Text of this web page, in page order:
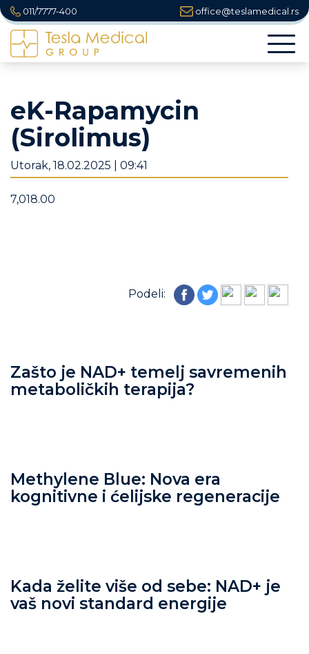
011/7777-400 office@teslamedical.rs
eK-Rapamycin
(Sirolimus)
Utorak, 18.02.2025 | 09:41
7,018.00
Podeli:
Zašto je NAD+ temelj savremenih
metaboličkih terapija?
Methylene Blue: Nova era
kognitivne i ćelijske regeneracije
Kada želite više od sebe: NAD+ je
vaš novi standard energije